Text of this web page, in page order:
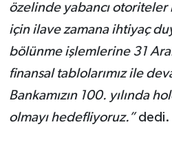
özelinde yabancı
için ilave zamana ihtiyaç
bölünme işlemlerine 31
finansal tablolarımız ile
Bankamızın 100. yılında
olmayı hedefliyoruz.”dedi.